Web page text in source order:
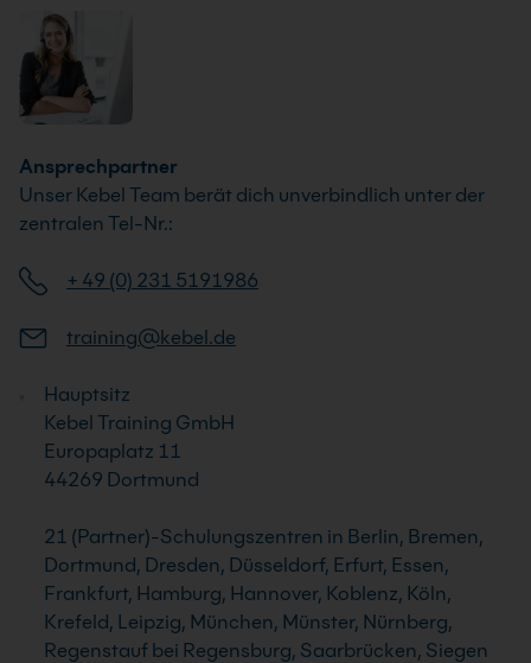
Ansprechpartner
Unser Kebel Team berät dich unverbindlich unter der
zentralen Tel-Nr.:
+ 49 (0) 231 5191986
training@kebel.de
Hauptsitz
Kebel Training GmbH
Europaplatz 11
44269 Dortmund
21 (Partner)-Schulungszentren in Berlin, Bremen,
Dortmund, Dresden, Düsseldorf, Erfurt, Essen,
Frankfurt, Hamburg, Hannover, Koblenz, Köln,
Krefeld, Leipzig, München, Münster, Nürnberg,
Regenstauf bei Regensburg, Saarbrücken, Siegen